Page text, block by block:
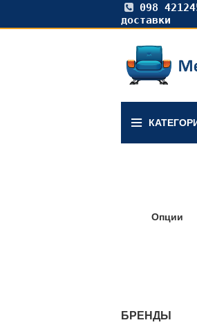
098
доставки
Опции
БРЕНДЫ